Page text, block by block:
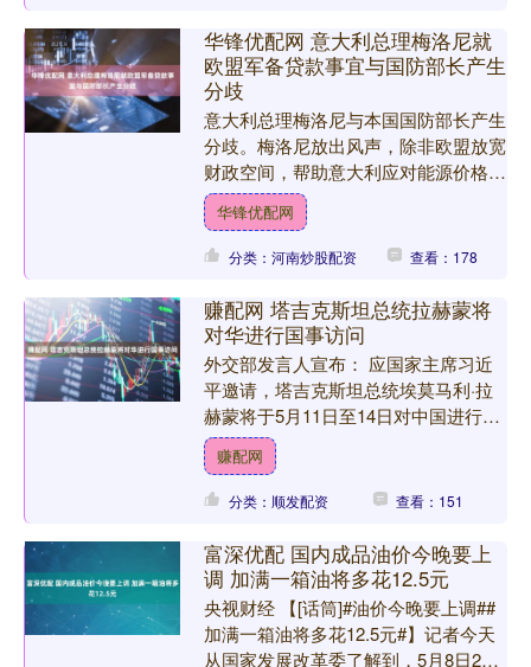
华锋优配网 意大利总理梅洛尼就
欧盟军备贷款事宜与国防部长产生
分歧
意大利总理梅洛尼与本国国防部长产生
分歧。梅洛尼放出风声，除非欧盟放宽
财政空间，帮助意大利应对能源价格飞
涨的困境，否则意大利将拒绝接受总额
近150亿欧元的欧盟军备....
华锋优配网
分类：河南炒股配资 查看：178
赚配网 塔吉克斯坦总统拉赫蒙将
对华进行国事访问
外交部发言人宣布： 应国家主席习近
平邀请，塔吉克斯坦总统埃莫马利·拉
赫蒙将于5月11日至14日对中国进行国
事访问。 海量资讯、精准解读，尽在
新浪财经APP 责任....
赚配网
分类：顺发配资 查看：151
富深优配 国内成品油价今晚要上
调 加满一箱油将多花12.5元
央视财经 【[话筒]#油价今晚要上调##
加满一箱油将多花12.5元#】记者今天
从国家发展改革委了解到，5月8日24